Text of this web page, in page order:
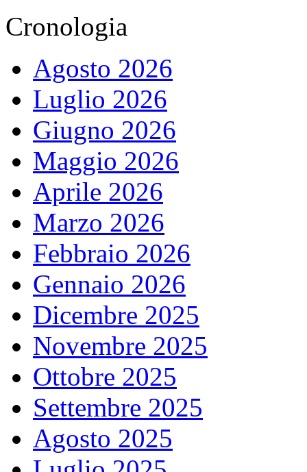
Cronologia
Agosto 2026
Luglio 2026
Giugno 2026
Maggio 2026
Aprile 2026
Marzo 2026
Febbraio 2026
Gennaio 2026
Dicembre 2025
Novembre 2025
Ottobre 2025
Settembre 2025
Agosto 2025